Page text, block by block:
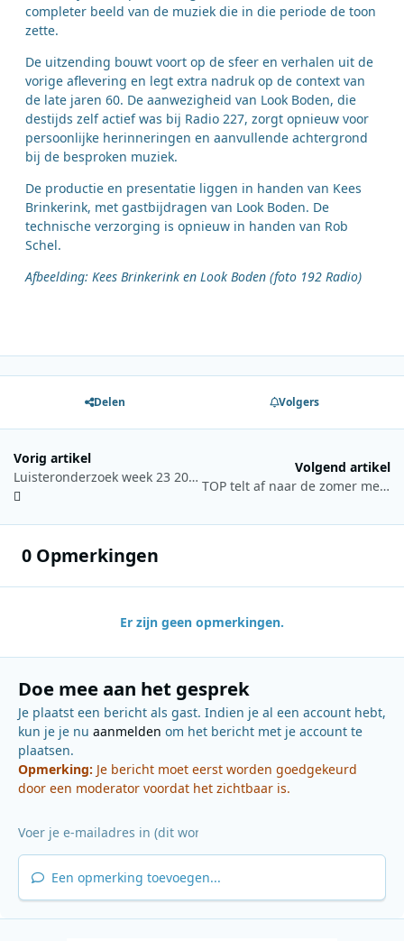
completer beeld van de muziek die in die periode de toon
zette.
De uitzending bouwt voort op de sfeer en verhalen uit de
vorige aflevering en legt extra nadruk op de context van
de late jaren 60. De aanwezigheid van Look Boden, die
destijds zelf actief was bij Radio 227, zorgt opnieuw voor
persoonlijke herinneringen en aanvullende achtergrond
bij de besproken muziek.
De productie en presentatie liggen in handen van Kees
Brinkerink, met gastbijdragen van Look Boden. De
technische verzorging is opnieuw in handen van Rob
Schel.
Afbeelding: Kees Brinkerink en Look Boden (foto 192 Radio)
Delen Volgers
Vorig artikel
Luisteronderzoek week 23 2026: NPO Radio 2 blijft aan kop, Radio 538 stijgt naar derde plaats
Volgend artikel
TOP telt af naar de zomer met Summerbeat 1000 vol zonnige hits
0 Opmerkingen
Er zijn geen opmerkingen.
Doe mee aan het gesprek
Je plaatst een bericht als gast. Indien je al een account hebt,
kun je je nu aanmelden om het bericht met je account te
plaatsen.
Opmerking: Je bericht moet eerst worden goedgekeurd
door een moderator voordat het zichtbaar is.
Een opmerking toevoegen...